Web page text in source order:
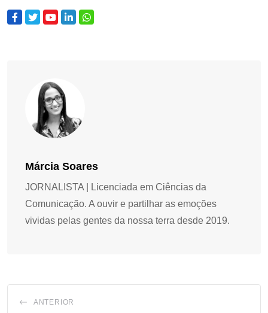
Márcia Soares
JORNALISTA | Licenciada em Ciências da
Comunicação. A ouvir e partilhar as emoções
vividas pelas gentes da nossa terra desde 2019.
ANTERIOR